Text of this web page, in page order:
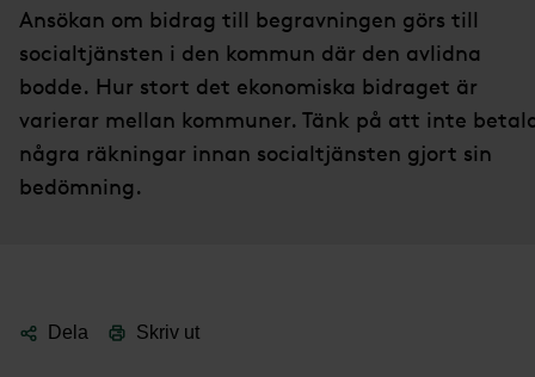
Ansökan om bidrag till begravningen görs till
socialtjänsten i den kommun där den avlidna
bodde. Hur stort det ekonomiska bidraget är
varierar mellan kommuner. Tänk på att inte
några räkningar innan socialtjänsten gjort sin
bedömning.
Dela Skriv ut